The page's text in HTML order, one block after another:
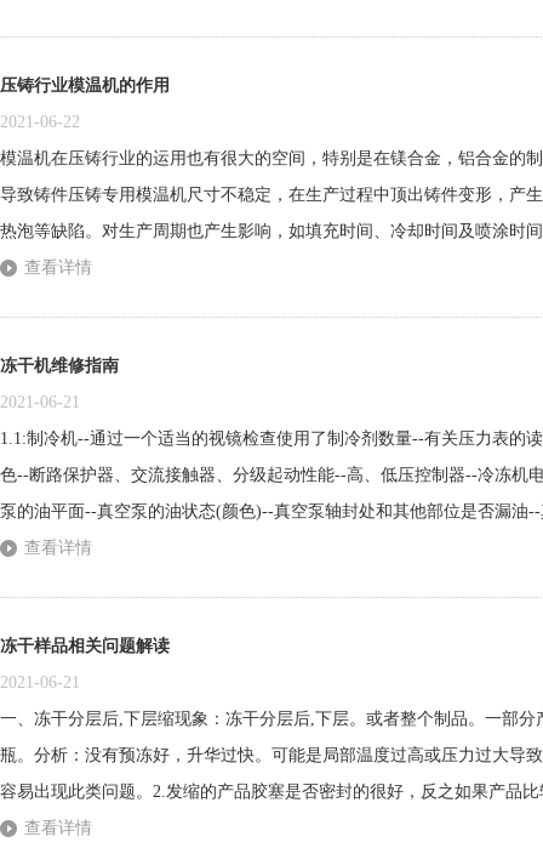
压铸行业模温机的作用
2021-06-22
模温机在压铸行业的运用也有很大的空间，特别是在镁合金，铝合金的
导致铸件压铸专用模温机尺寸不稳定，在生产过程中顶出铸件变形，产
热泡等缺陷。对生产周期也产生影响，如填充时间、冷却时间及喷涂时
寿命也会因受到过冷过热的冲击而导致昂贵的钢材产生热裂，加速其老
查看详情
冻干机维修指南
2021-06-21
1.1:制冷机--通过一个适当的视镜检查使用了制冷剂数量--有关压力表的
色--断路保护器、交流接触器、分级起动性能--高、低压控制器--冷冻机
泵的油平面--真空泵的油状态(颜色)--真空泵轴封处和其他部位是否漏油
入口处真空电磁带充气阀密闭性能--电动蝶阀的关闭时密封性能1.3板层
查看详情
冻干样品相关问题解读
2021-06-21
一、冻干分层后,下层缩现象：冻干分层后,下层。或者整个制品。一部
瓶。分析：没有预冻好，升华过快。可能是局部温度过高或压力过大导
容易出现此类问题。2.发缩的产品胶塞是否密封的很好，反之如果产品
物料没有干燥透，出仓后，支持的物料中的冰块融合而出现塌陷；物料
查看详情